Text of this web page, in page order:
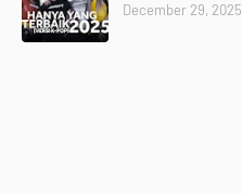
December 29, 2025